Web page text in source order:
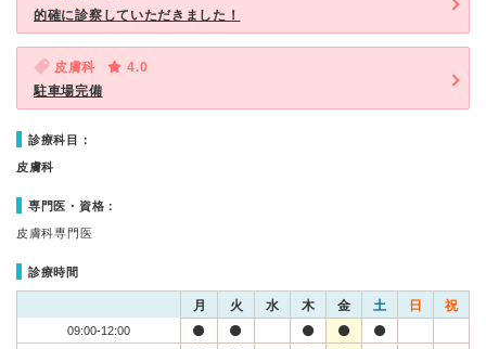
的確に診察していただきました！
皮膚科
4.0
駐車場完備
診療科目：
皮膚科
専門医・資格：
皮膚科専門医
診療時間
月 火 水 木 金 土 日 祝
09:00-12:00